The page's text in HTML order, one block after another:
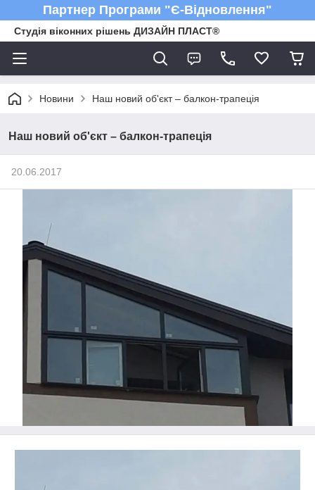
Партнер Програми "Є-Відновлення"
Студія віконних рішень ДИЗАЙН ПЛАСТ®
Новини Наш новий об'єкт – балкон-трапеція
Наш новий об'єкт – балкон-трапеція
20.06.2017